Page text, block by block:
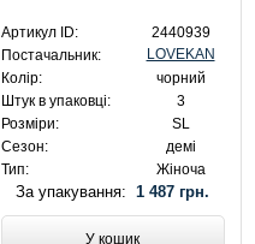
Артикул ID:
2440939
Постачальник:
LOVEKAN
Колір:
чорний
Штук в упаковці:
3
Розміри:
SL
Сезон:
демі
Тип:
Жіноча
За упакування:1 487 грн.
У кошик